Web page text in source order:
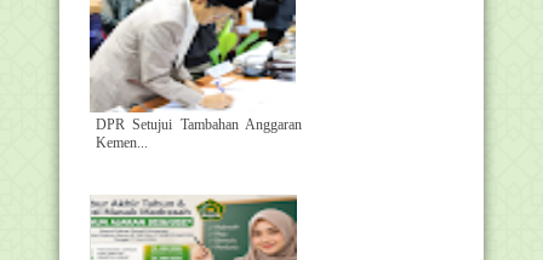
DPR Setujui Tambahan Anggaran
Kemen...